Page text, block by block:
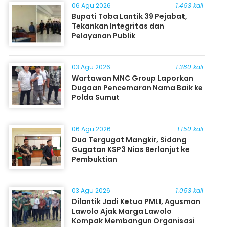
06 Agu 2026 1.493 kali
Bupati Toba Lantik 39 Pejabat,
Tekankan Integritas dan
Pelayanan Publik
03 Agu 2026 1.380 kali
Wartawan MNC Group Laporkan
Dugaan Pencemaran Nama Baik ke
Polda Sumut
06 Agu 2026 1.150 kali
Dua Tergugat Mangkir, Sidang
Gugatan KSP3 Nias Berlanjut ke
Pembuktian
03 Agu 2026 1.053 kali
Dilantik Jadi Ketua PMLI, Agusman
Lawolo Ajak Marga Lawolo
Kompak Membangun Organisasi